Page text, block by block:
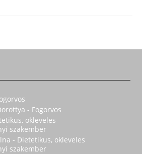
- Fogorvos
okleveles
szakember
- Dietetikus, okleveles
szakember